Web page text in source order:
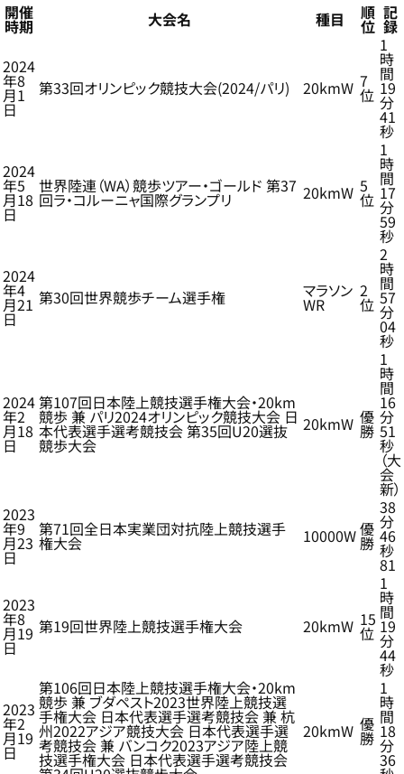
開催
時期 大会名 種目 順
位
記
録
2024
年8
月1
日
第33回オリンピック競技大会(2024/パリ) 20kmW 7
位
1
時
間
19
分
41
秒
2024
年5
月18
日
世界陸連（WA）競歩ツアー・ゴールド 第37
回ラ・コルーニャ国際グランプリ 20kmW 5
位
1
時
間
17
分
59
秒
2024
年4
月21
日
第30回世界競歩チーム選手権 マラソン
WR
2
位
2
時
間
57
分
04
秒
2024
年2
月18
日
第107回日本陸上競技選手権大会・20km
競歩 兼 パリ2024オリンピック競技大会 日
本代表選手選考競技会 第35回U20選抜
競歩大会
20kmW 優
勝
1
時
間
16
分
51
秒
（大
会
新）
2023
年9
月23
日
第71回全日本実業団対抗陸上競技選手
権大会 10000W優
勝
38
分
46
秒
81
2023
年8
月19
日
第19回世界陸上競技選手権大会 20kmW 15
位
1
時
間
19
分
44
秒
2023
年2
月19
日
第106回日本陸上競技選手権大会・20km
競歩 兼 ブダペスト2023世界陸上競技選
手権大会 日本代表選手選考競技会 兼 杭
州2022アジア競技大会 日本代表選手選
考競技会 兼 バンコク2023アジア陸上競
技選手権大会 日本代表選手選考競技会
20kmW 優
勝
1
時
間
18
分
36